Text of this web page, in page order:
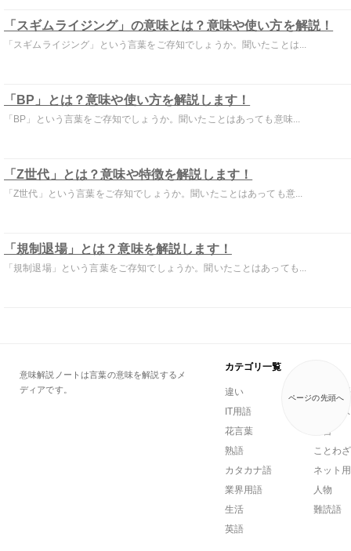
「スギムライジング」の意味とは？意味や使い方を解説！
「スギムライジング」という言葉をご存知でしょうか。聞いたことは...
「BP」とは？意味や使い方を解説します！
「BP」という言葉をご存知でしょうか。聞いたことはあっても意味...
「Z世代」とは？意味や特徴を解説します！
「Z世代」という言葉をご存知でしょうか。聞いたことはあっても意...
「規制退場」とは？意味を解説します！
「規制退場」という言葉をご存知でしょうか。聞いたことはあっても...
ページの先頭へ
意味解説ノートは言葉の意味を解説するメ
ディアです。
カテゴリ一覧
違い
一般用語
IT用語
ビジネ
花言葉
方言
熟語
ことわ
カタカナ語
ネット
業界用語
人物
生活
難読語
英語